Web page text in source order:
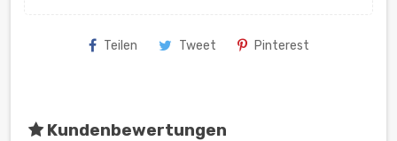
Teilen Tweet Pinterest
Kundenbewertungen